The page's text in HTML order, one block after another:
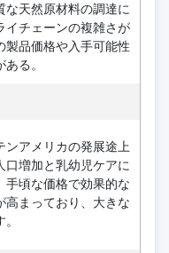
な天然原材料の調達に
イチェーンの複雑さが
製品価格や入手可能性
る。
ンアメリカの発展途上
口増加と乳幼児ケアに
手頃な価格で効果的な
高まっており、大きな